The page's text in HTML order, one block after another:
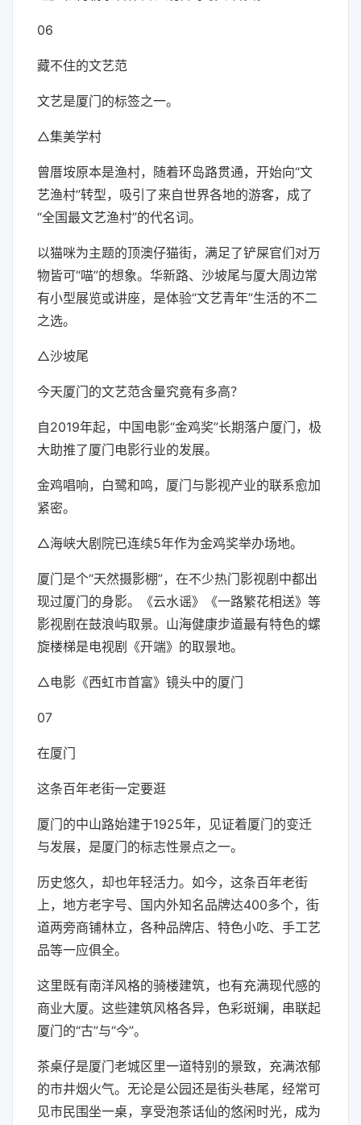
06
藏不住的文艺范
文艺是厦门的标签之一。
△集美学村
曾厝垵原本是渔村，随着环岛路贯通，开始向“文
艺渔村”转型，吸引了来自世界各地的游客，成了
“全国最文艺渔村”的代名词。
以猫咪为主题的顶澳仔猫街，满足了铲屎官们对万
物皆可“喵”的想象。华新路、沙坡尾与厦大周边常
有小型展览或讲座，是体验“文艺青年”生活的不二
之选。
△沙坡尾
今天厦门的文艺范含量究竟有多高？
自2019年起，中国电影“金鸡奖”长期落户厦门，极
大助推了厦门电影行业的发展。
金鸡唱响，白鹭和鸣，厦门与影视产业的联系愈加
紧密。
△海峡大剧院已连续5年作为金鸡奖举办场地。
厦门是个“天然摄影棚”，在不少热门影视剧中都出
现过厦门的身影。《云水谣》《一路繁花相送》等
影视剧在鼓浪屿取景。山海健康步道最有特色的螺
旋楼梯是电视剧《开端》的取景地。
△电影《西虹市首富》镜头中的厦门
07
在厦门
这条百年老街一定要逛
厦门的中山路始建于1925年，见证着厦门的变迁
与发展，是厦门的标志性景点之一。
历史悠久，却也年轻活力。如今，这条百年老街
上，地方老字号、国内外知名品牌达400多个，街
道两旁商铺林立，各种品牌店、特色小吃、手工艺
品等一应俱全。
这里既有南洋风格的骑楼建筑，也有充满现代感的
商业大厦。这些建筑风格各异，色彩斑斓，串联起
厦门的“古”与“今”。
茶桌仔是厦门老城区里一道特别的景致，充满浓郁
的市井烟火气。无论是公园还是街头巷尾，经常可
见市民围坐一桌，享受泡茶话仙的悠闲时光，成为